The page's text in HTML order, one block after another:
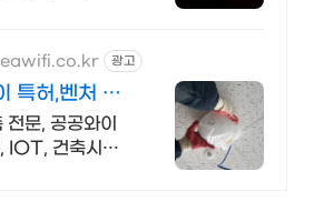
광고
특허,벤처 관
가능
문, 공공와이
IOT, 건축시설